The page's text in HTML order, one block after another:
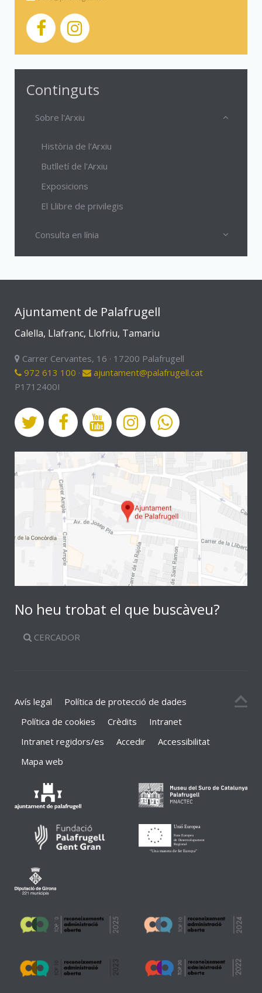
Continguts
Sobre l'Arxiu
Història de l'Arxiu
Butlletí de l'Arxiu
Exposicions
El Llibre de privilegis
Consulta en línia
Ajuntament de Palafrugell
Calella, Llafranc, Llofriu, Tamariu
Carrer Cervantes, 16 · 17200 Palafrugell
972 613 100 ·
ajuntament@palafrugell.cat
P1712400I
No heu trobat el que buscàveu?
CERCADOR
Avís legal
Política de protecció de dades
Política de cookies
Crèdits
Intranet
Intranet regidors/es
Accedir
Accessibilitat
Mapa web